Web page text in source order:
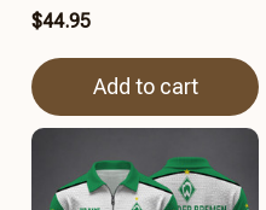
$44.95
Add to cart